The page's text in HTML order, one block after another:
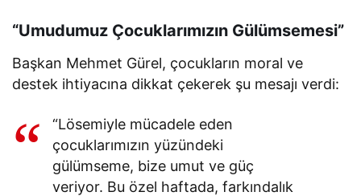
“Umudumuz Çocuklarımızın Gülümsemesi”
Başkan Mehmet Gürel, çocukların moral ve
destek ihtiyacına dikkat çekerek şu mesajı verdi:
“Lösemiyle mücadele eden
çocuklarımızın yüzündeki
gülümseme, bize umut ve güç
veriyor. Bu özel haftada, farkındalık